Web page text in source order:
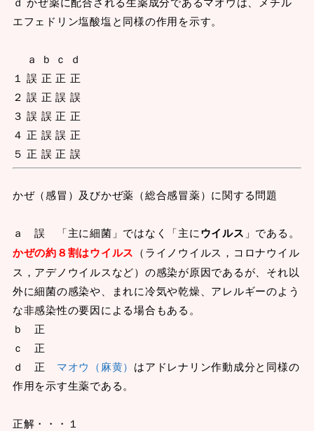
エフェドリン塩酸塩と同様の作用を示す。
ａ ｂ ｃ ｄ
１ 誤 正 正 正
２ 誤 正 誤 誤
３ 誤 誤 正 正
４ 正 誤 誤 正
５ 正 誤 正 誤
かぜ（感冒）及びかぜ薬（総合感冒薬）に関する問題
ａ 誤 「主に細菌」ではなく「主にウイルス 」である。
かぜの約８割はウイルス （ライノウイルス，コロナウイル
ス，アデノウイルスなど）の感染が原因であるが、それ以
外に細菌の感染や、まれに冷気や乾燥、アレルギーのよう
な非感染性の要因による場合もある。
ｂ 正
ｃ 正
ｄ 正 マオウ（麻黄） はアドレナリン作動成分と同様の
作用を示す生薬である。
正解・・・１